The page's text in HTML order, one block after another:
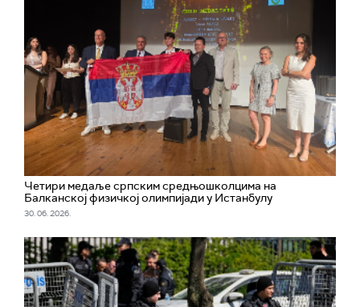
Четири медаље српским средњошколцима на
Балканској физичкој олимпијади у Истанбулу
30. 06. 2026.